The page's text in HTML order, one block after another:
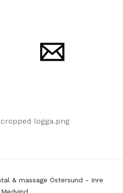
& massage Östersund - Inre